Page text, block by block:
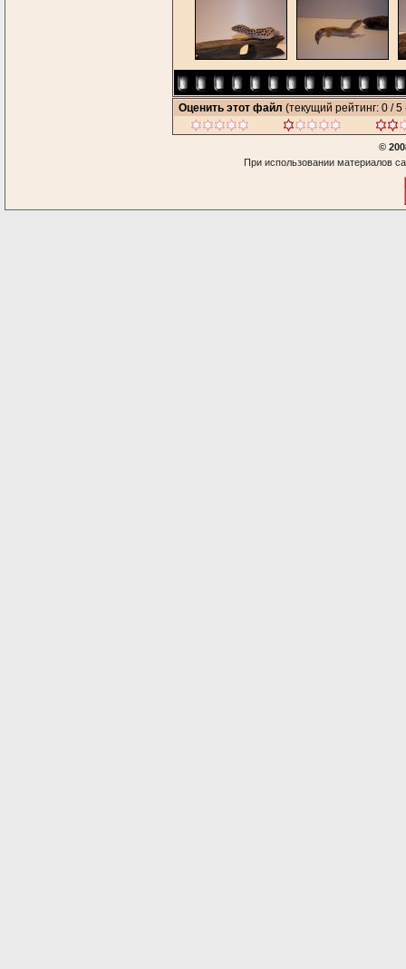
Оценить этот файл (текущий рейтинг: 0 / 5
©
При использовании материалов